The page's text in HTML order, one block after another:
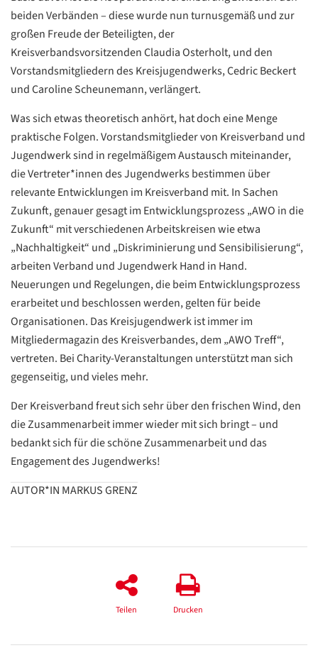
beiden Verbänden – diese wurde nun turnusgemäß und zur
großen Freude der Beteiligten, der
Kreisverbandsvorsitzenden Claudia Osterholt, und den
Vorstandsmitgliedern des Kreisjugendwerks, Cedric Beckert
und Caroline Scheunemann, verlängert.
Was sich etwas theoretisch anhört, hat doch eine Menge
praktische Folgen. Vorstandsmitglieder von Kreisverband und
Jugendwerk sind in regelmäßigem Austausch miteinander,
die Vertreter*innen des Jugendwerks bestimmen über
relevante Entwicklungen im Kreisverband mit. In Sachen
Zukunft, genauer gesagt im Entwicklungsprozess „AWO in die
Zukunft“ mit verschiedenen Arbeitskreisen wie etwa
„Nachhaltigkeit“ und „Diskriminierung und Sensibilisierung“,
arbeiten Verband und Jugendwerk Hand in Hand.
Neuerungen und Regelungen, die beim Entwicklungsprozess
erarbeitet und beschlossen werden, gelten für beide
Organisationen. Das Kreisjugendwerk ist immer im
Mitgliedermagazin des Kreisverbandes, dem „AWO Treff“,
vertreten. Bei Charity-Veranstaltungen unterstützt man sich
gegenseitig, und vieles mehr.
Der Kreisverband freut sich sehr über den frischen Wind, den
die Zusammenarbeit immer wieder mit sich bringt – und
bedankt sich für die schöne Zusammenarbeit und das
Engagement des Jugendwerks!
AUTOR*IN MARKUS GRENZ
Teilen Drucken
Datenschutzerklärung
ZURÜCK
Datenschutzerklärung
Datenschutzerklärung
Übersetzen
/
Translate
ZURÜCK